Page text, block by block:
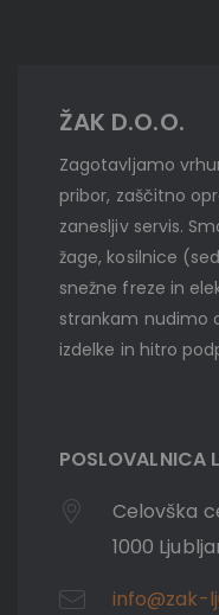
ŽAK D.O.O.
Zagotavljamo
pribor, zaščitno
zanesljiv servis.
žage, kosilnice
snežne freze in
strankam nudimo
izdelke in hitro
POSLOVALNICA
Celovška
1000
info@zak-